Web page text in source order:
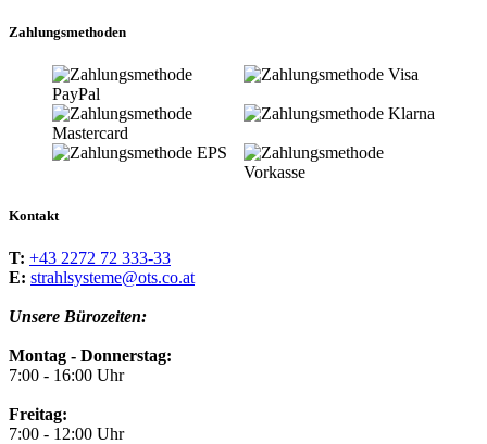
Zahlungsmethoden
Kontakt
T: +43 2272 72 333-33
E: strahlsysteme@ots.co.at
Unsere Bürozeiten:
Montag - Donnerstag:
7:00 - 16:00 Uhr
Freitag:
7:00 - 12:00 Uhr